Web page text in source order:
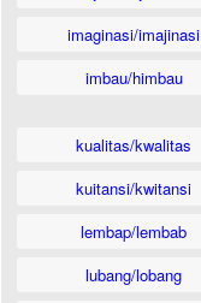
imaginasi/imajinasi
imbau/himbau
kualitas/kwalitas
kuitansi/kwitansi
lembap/lembab
lubang/lobang